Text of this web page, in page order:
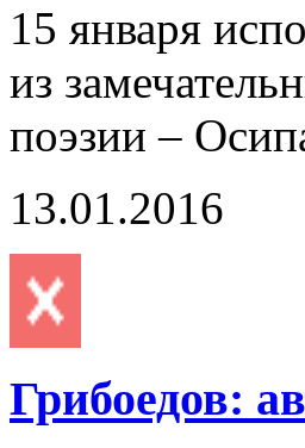
15 января
из
поэзии –
13.01.2016
Грибоедов: